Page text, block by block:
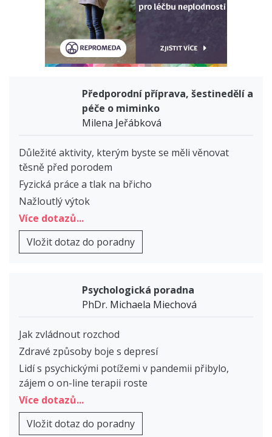
Předporodní příprava, šestinedělí a
péče o miminko
Milena Jeřábková
Důležité aktivity, kterým byste se měli věnovat
těsně před porodem
Fyzická práce a tlak na břicho
Nažloutlý výtok
Více dotazů...
Vložit dotaz do poradny
Psychologická poradna
PhDr. Michaela Miechová
Jak zvládnout rozchod
Zdravé způsoby boje s depresí
Lidí s psychickými potížemi v pandemii přibylo,
zájem o on-line terapii roste
Více dotazů...
Vložit dotaz do poradny